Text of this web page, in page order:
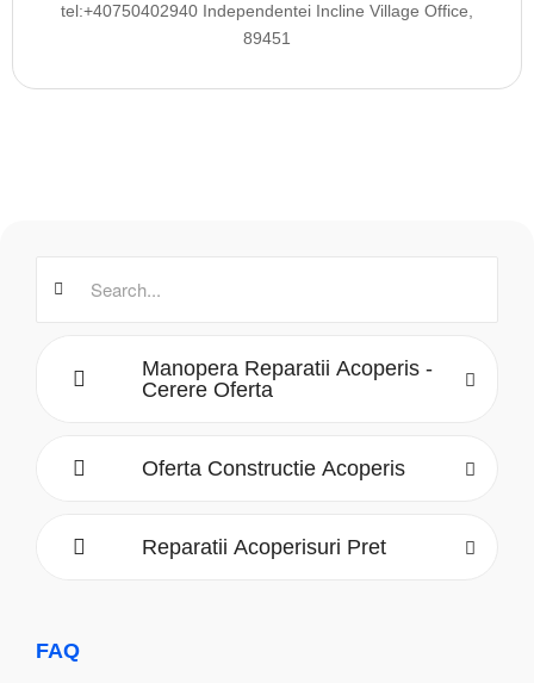
tel:+40750402940 Independentei Incline Village Office,
89451
Manopera Reparatii Acoperis -
Cerere Oferta
Oferta Constructie Acoperis
Reparatii Acoperisuri Pret
FAQ